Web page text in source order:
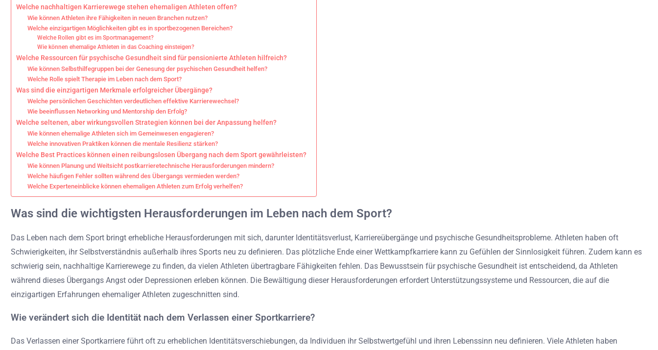
Welche nachhaltigen Karrierewege stehen ehemaligen Athleten offen?
Wie können Athleten ihre Fähigkeiten in neuen Branchen nutzen?
Welche einzigartigen Möglichkeiten gibt es in sportbezogenen Bereichen?
Welche Rollen gibt es im Sportmanagement?
Wie können ehemalige Athleten in das Coaching einsteigen?
Welche Ressourcen für psychische Gesundheit sind für pensionierte Athleten hilfreich?
Wie können Selbsthilfegruppen bei der Genesung der psychischen Gesundheit helfen?
Welche Rolle spielt Therapie im Leben nach dem Sport?
Was sind die einzigartigen Merkmale erfolgreicher Übergänge?
Welche persönlichen Geschichten verdeutlichen effektive Karrierewechsel?
Wie beeinflussen Networking und Mentorship den Erfolg?
Welche seltenen, aber wirkungsvollen Strategien können bei der Anpassung helfen?
Wie können ehemalige Athleten sich im Gemeinwesen engagieren?
Welche innovativen Praktiken können die mentale Resilienz stärken?
Welche Best Practices können einen reibungslosen Übergang nach dem Sport gewährleisten?
Wie können Planung und Weitsicht postkarrieretechnische Herausforderungen mindern?
Welche häufigen Fehler sollten während des Übergangs vermieden werden?
Welche Experteneinblicke können ehemaligen Athleten zum Erfolg verhelfen?
Was sind die wichtigsten Herausforderungen im Leben nach dem Sport?
Das Leben nach dem Sport bringt erhebliche Herausforderungen mit sich, darunter Identitätsverlust, Karriereübergänge und psychische Gesundheitsprobleme. Athleten haben oft
Schwierigkeiten, ihr Selbstverständnis außerhalb ihres Sports neu zu definieren. Das plötzliche Ende einer Wettkampfkarriere kann zu Gefühlen der Sinnlosigkeit führen. Zudem kann es
schwierig sein, nachhaltige Karrierewege zu finden, da vielen Athleten übertragbare Fähigkeiten fehlen. Das Bewusstsein für psychische Gesundheit ist entscheidend, da Athleten
während dieses Übergangs Angst oder Depressionen erleben können. Die Bewältigung dieser Herausforderungen erfordert Unterstützungssysteme und Ressourcen, die auf die
einzigartigen Erfahrungen ehemaliger Athleten zugeschnitten sind.
Wie verändert sich die Identität nach dem Verlassen einer Sportkarriere?
Das Verlassen einer Sportkarriere führt oft zu erheblichen Identitätsverschiebungen, da Individuen ihr Selbstwertgefühl und ihren Lebenssinn neu definieren. Viele Athleten haben